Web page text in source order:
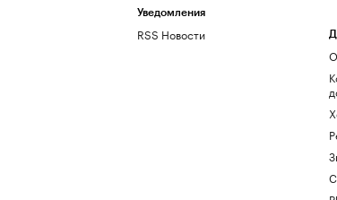
Уведомления
RSS Новости